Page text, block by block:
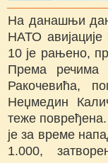
На данашњи
НАТО
10 је рањено,
Према речима
Ракочевића,
Неџмедин
теже повређена.
је за време
1.000,